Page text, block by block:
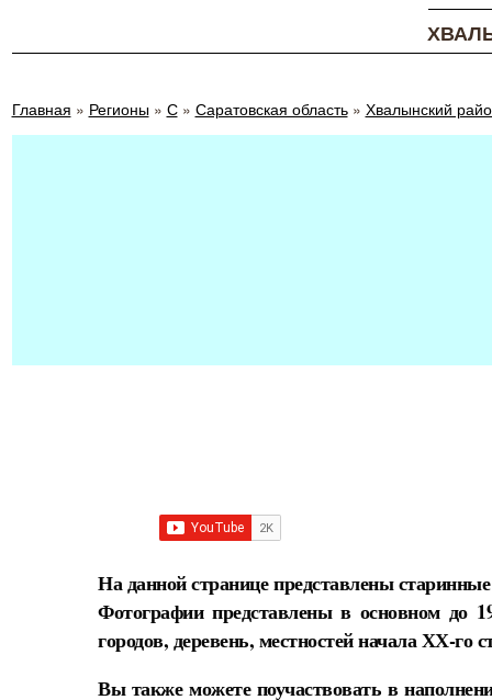
Главная » Регионы» С» Саратовская область» Хвалынский
На данной странице представлены
Фотографии представлены в основном до
городов, деревень, местностей начала ХХ-го
Вы также можете поучаствовать в